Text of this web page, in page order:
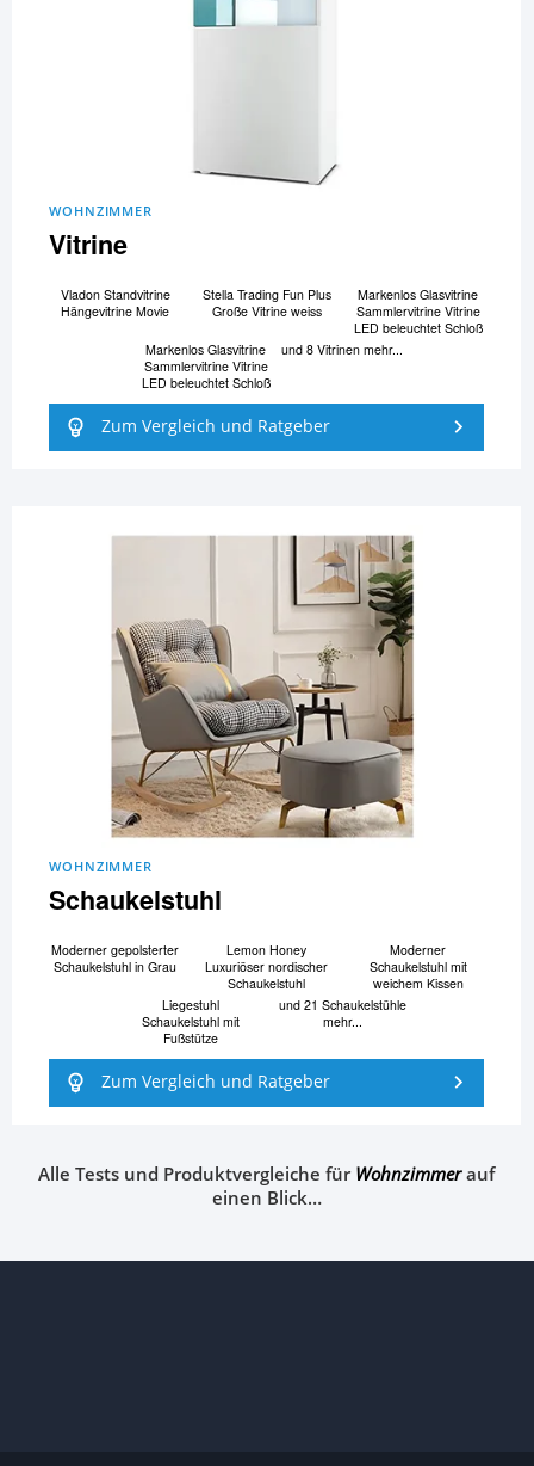
WOHNZIMMER
Vitrine
Vladon Standvitrine
Hängevitrine Movie
Stella Trading Fun Plus
Große Vitrine weiss
Markenlos Glasvitrine
Sammlervitrine Vitrine
LED beleuchtet Schloß
Markenlos Glasvitrine
Sammlervitrine Vitrine
LED beleuchtet Schloß
und 8 Vitrinen mehr...
Zum Vergleich und Ratgeber
WOHNZIMMER
Schaukelstuhl
Moderner gepolsterter
Schaukelstuhl in Grau
Lemon Honey
Luxuriöser nordischer
Schaukelstuhl
Moderner
Schaukelstuhl mit
weichem Kissen
Liegestuhl
Schaukelstuhl mit
Fußstütze
und 21 Schaukelstühle
mehr...
Zum Vergleich und Ratgeber
Alle Tests und Produktvergleiche fürWohnzimmerauf
einen Blick…